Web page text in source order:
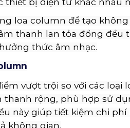
loa column để tạo
thanh lan tỏa đồng đều
thức âm nhạc.
vượt trội so với các
thanh rộng, phù hợp sử
này giúp tiết kiệm chi
không gian.